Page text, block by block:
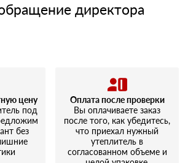
директора
цену
под
без
Оплата после проверки
Вы оплачиваете заказ
после того, как убедитесь,
что приехал нужный
утеплитель в
согласованном объеме и